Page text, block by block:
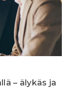
– älykäs ja